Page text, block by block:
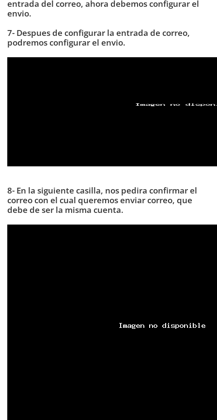
entrada del correo, ahora debemos configurar el
envio.
7- Despues de configurar la entrada de correo,
podremos configurar el envio.
8- En la siguiente casilla, nos pedira confirmar el
correo con el cual queremos enviar correo, que
debe de ser la misma cuenta.